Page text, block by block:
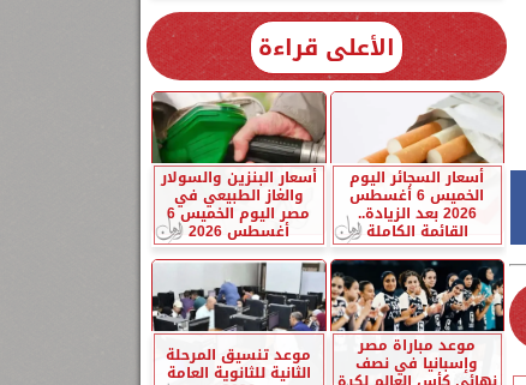
الأعلى قراءة
أسعار السجائر اليوم
الخميس 6 أغسطس
2026 بعد الزيادة..
القائمة الكاملة
أسعار البنزين والسولار
والغاز الطبيعي في
مصر اليوم الخميس 6
أغسطس 2026
موعد مباراة مصر
وإسبانيا في نصف موعد تنسيق المرحلة
الثانية للثانوية العامة